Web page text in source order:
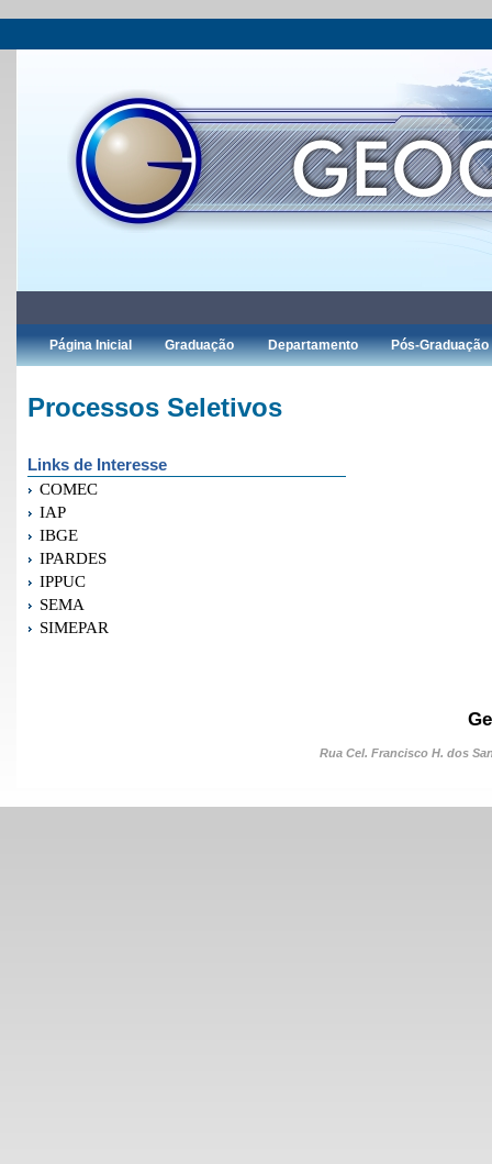
Página Inicial Graduação Departamento Pós-Graduação
Processos Seletivos
Links de Interesse
COMEC
IAP
IBGE
IPARDES
IPPUC
SEMA
SIMEPAR
Rua Cel. Francisco H. dos